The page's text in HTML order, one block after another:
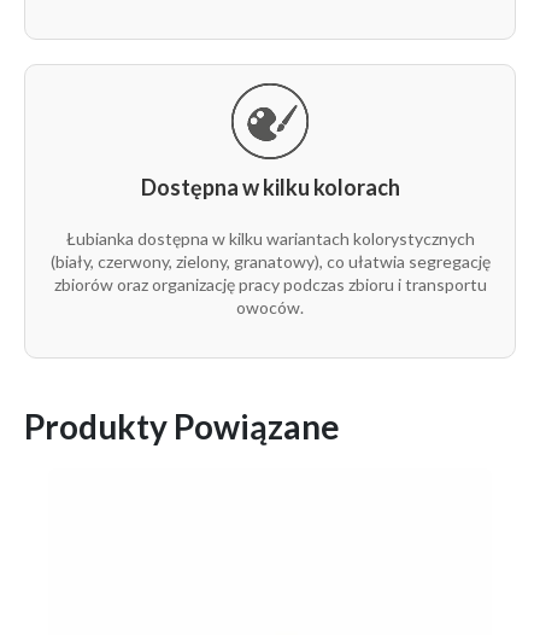
Dostępna w kilku kolorach
Łubianka dostępna w kilku wariantach kolorystycznych
(biały, czerwony, zielony, granatowy), co ułatwia segregację
zbiorów oraz organizację pracy podczas zbioru i transportu
owoców.
Produkty Powiązane